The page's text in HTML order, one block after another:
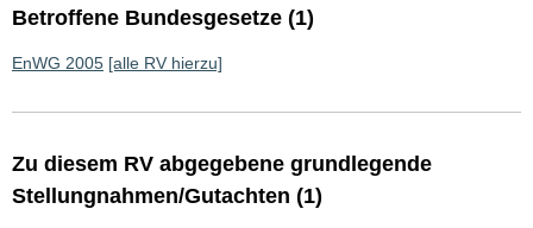
Betroffene Bundesgesetze (1)
EnWG 2005 [alle RV hierzu]
Zu diesem RV abgegebene grundlegende
Stellungnahmen/Gutachten (1)